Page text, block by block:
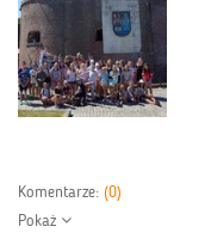
Komentarze: (0)
Pokaż